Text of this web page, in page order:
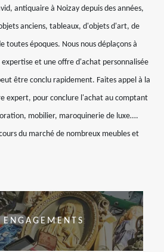
antiquaire à Noizay depuis des années,
anciens, tableaux, d'objets d'art, de
toutes époques. Nous nous déplaçons à
et une offre d'achat personnalisée
être conclu rapidement. Faites appel à la
expert, pour conclure l'achat au comptant
mobilier, maroquinerie de luxe….
du marché de nombreux meubles et
ENGAGEMENTS